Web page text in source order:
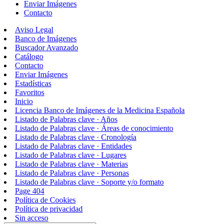
Enviar Imágenes
Contacto
Aviso Legal
Banco de Imágenes
Buscador Avanzado
Catálogo
Contacto
Enviar Imágenes
Estadísticas
Favoritos
Inicio
Licencia Banco de Imágenes de la Medicina Española
Listado de Palabras clave · Años
Listado de Palabras clave · Áreas de conocimiento
Listado de Palabras clave · Cronología
Listado de Palabras clave · Entidades
Listado de Palabras clave · Lugares
Listado de Palabras clave · Materias
Listado de Palabras clave · Personas
Listado de Palabras clave · Soporte y/o formato
Page 404
Política de Cookies
Política de privacidad
Sin acceso